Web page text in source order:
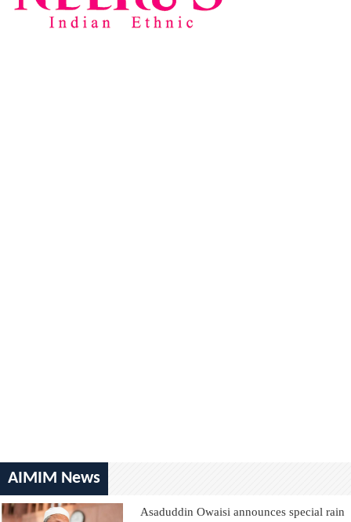
AIMIM News
Asaduddin Owaisi announces special rain